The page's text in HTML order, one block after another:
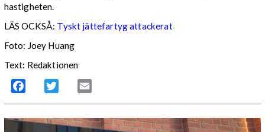
hastigheten.
LÄS OCKSÅ: Tyskt jättefartyg attackerat
Foto: Joey Huang
Text: Redaktionen
Facebook Twitter